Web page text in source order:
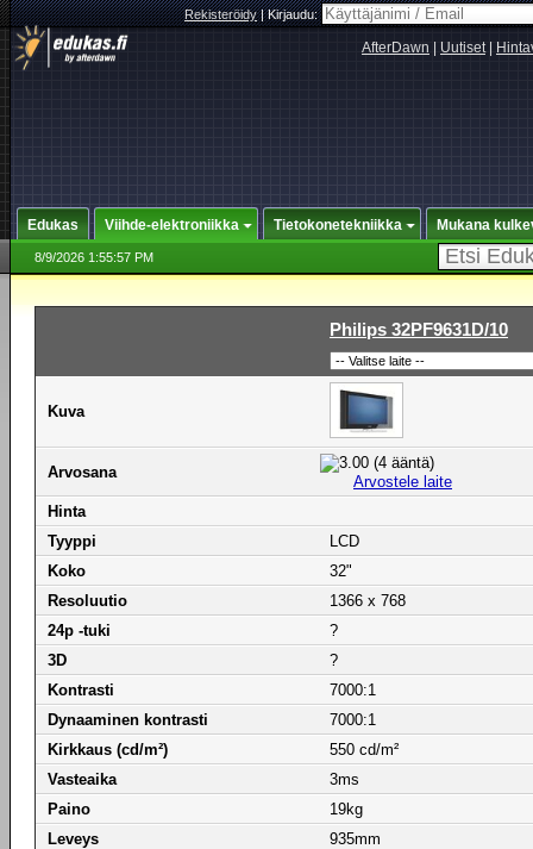
Rekisteröidy|Kirjaudu:
AfterDawn Uutiset|
Edukas Viihde-elektroniikka Tietokonetekniikka Mukana
8/9/2026 1:55:57 PM
Philips 32PF9631D/10
Kuva
Arvosana
Arvostele laite
Hinta
Tyyppi
LCD
Koko
32"
Resoluutio
1366 x 768
24p -tuki
?
3D
?
Kontrasti
7000:1
Dynaaminen kontrasti
7000:1
Kirkkaus (cd/m²)
550 cd/m²
Vasteaika
3ms
Paino
19kg
Leveys
935mm